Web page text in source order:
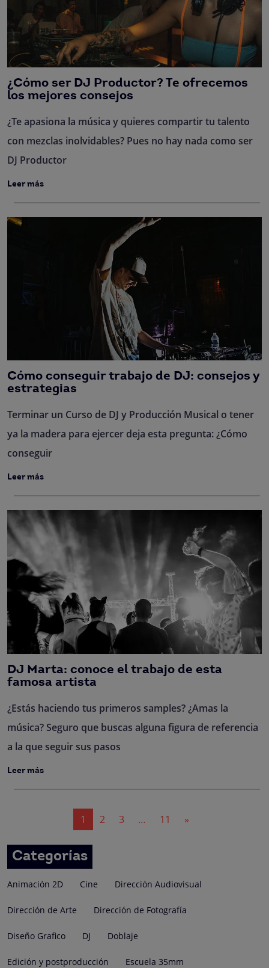
¿Cómo ser DJ Productor? Te ofrecemos
los mejores consejos
¿Te apasiona la música y quieres compartir tu talento
con mezclas inolvidables? Pues no hay nada como ser
DJ Productor
Leer más
Cómo conseguir trabajo de DJ: consejos y
estrategias
Terminar un Curso de DJ y Producción Musical o tener
ya la madera para ejercer deja esta pregunta: ¿Cómo
conseguir
Leer más
DJ Marta: conoce el trabajo de esta
famosa artista
¿Estás haciendo tus primeros samples? ¿Amas la
música? Seguro que buscas alguna figura de referencia
a la que seguir sus pasos
Leer más
entradas
1 2 3 … 11 »
Categorías
Animación 2D Cine Dirección Audiovisual
Dirección de Arte Dirección de Fotografía
Diseño Grafico DJ Doblaje
Edición y postproducción Escuela 35mm